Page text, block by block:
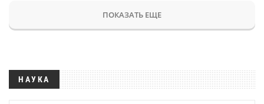
ПОКАЗАТЬ ЕЩЕ
НАУКА